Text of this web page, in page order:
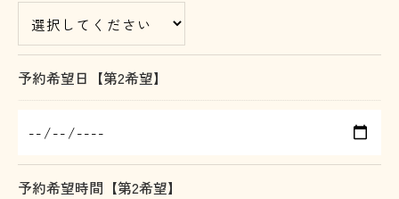
当社では、お客様の個人情報の開示･訂正･削除・利
用停止の手続を定めさせて頂いております。
ご本人である事を確認のうえ、対応させて頂きま
す。
個人情報の開示･訂正･削除・利用停止の具体的手続
予約希望日【第2希望】
予約希望時間【第2希望】